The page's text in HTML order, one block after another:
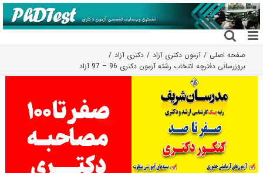
رفتن
به
محتوا
صفحه اصلی آزمون دکتری آزاد
دکتری آزاد
بروزرسانی دفترچه انتخاب رشته آزمون دکتری 96 – 97 آزاد